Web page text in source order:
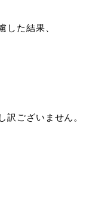
した結果、
ございません。